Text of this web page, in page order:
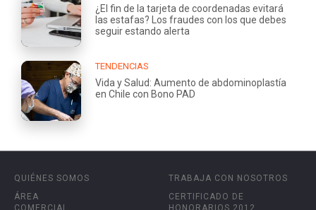
¿El fin de la tarjeta de coordenadas evitará
las estafas? Los fraudes con los que debes
seguir estando alerta
TENDENCIAS
Vida y Salud: Aumento de abdominoplastía
en Chile con Bono PAD
QUIÉNES SOMOS
ÁREA
COMERCIAL
TRABAJA CON NOSOTROS
CERTIFICADO DE
HONORARIOS 2012